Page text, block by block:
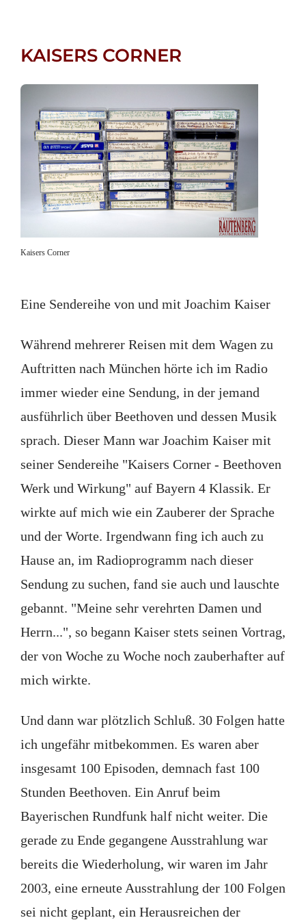
KAISERS CORNER
Kaisers Corner
Eine Sendereihe von und mit Joachim Kaiser
Während mehrerer Reisen mit dem Wagen zu
Auftritten nach München hörte ich im Radio
immer wieder eine Sendung, in der jemand
ausführlich über Beethoven und dessen Musik
sprach. Dieser Mann war Joachim Kaiser mit
seiner Sendereihe "Kaisers Corner - Beethoven
Werk und Wirkung" auf Bayern 4 Klassik. Er
wirkte auf mich wie ein Zauberer der Sprache
und der Worte. Irgendwann fing ich auch zu
Hause an, im Radioprogramm nach dieser
Sendung zu suchen, fand sie auch und lauschte
gebannt. "Meine sehr verehrten Damen und
Herrn...", so begann Kaiser stets seinen Vortrag,
der von Woche zu Woche noch zauberhafter auf
mich wirkte.
Und dann war plötzlich Schluß. 30 Folgen hatte
ich ungefähr mitbekommen. Es waren aber
insgesamt 100 Episoden, demnach fast 100
Stunden Beethoven. Ein Anruf beim
Bayerischen Rundfunk half nicht weiter. Die
gerade zu Ende gegangene Ausstrahlung war
bereits die Wiederholung, wir waren im Jahr
2003, eine erneute Ausstrahlung der 100 Folgen
sei nicht geplant, ein Herausreichen der